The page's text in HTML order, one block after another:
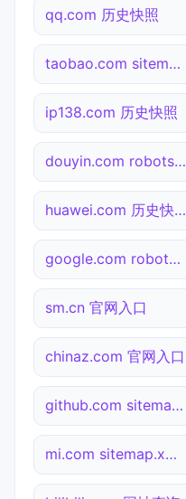
qq.com 历史快照
taobao.com sitemap.xml检测
ip138.com 历史快照
douyin.com robots.txt检测
huawei.com 历史快照
google.com robots.txt检测
sm.cn 官网入口
chinaz.com 官网入口
github.com sitemap.xml检测
mi.com sitemap.xml检测